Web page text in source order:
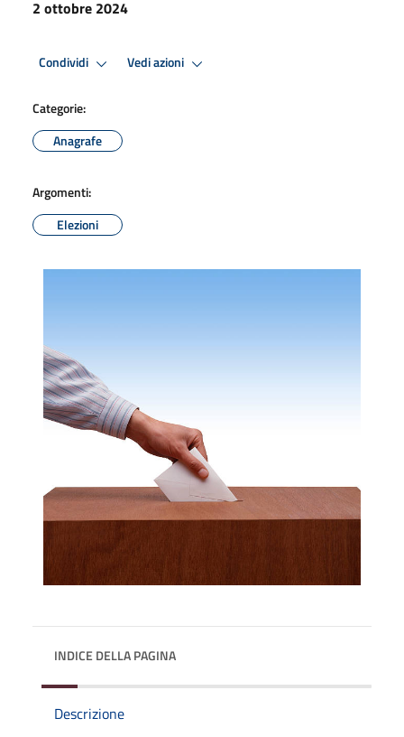
2 ottobre 2024
Condividi Vedi azioni
Categorie:
Anagrafe
Argomenti:
Elezioni
INDICE DELLA PAGINA
Descrizione